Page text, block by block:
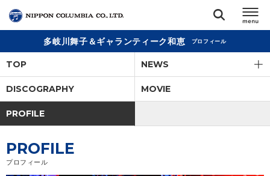
閉じる
アーティスト
ジャンル
多岐川舞子＆ギャランティーク和恵 プロフィール
TOP NEWS
DISCOGRAPHY MOVIE
PROFILE
PROFILE
プロフィール